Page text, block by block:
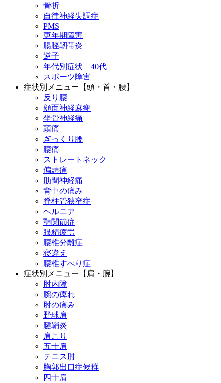
骨折
自律神経失調症
PMS
更年期障害
腸脛靭帯炎
逆子
年代別症状 40代
スポーツ障害
症状別メニュー【頭・首・腰】
反り腰
顔面神経麻痺
坐骨神経痛
頭痛
ぎっくり腰
腰痛
ストレートネック
偏頭痛
肋間神経痛
背中の痛み
脊柱管狭窄症
ヘルニア
顎関節症
眼精疲労
腰椎分離症
寝違え
腰椎すべり症
症状別メニュー【肩・腕】
肘内障
腕の痺れ
肘の痛み
野球肩
腱鞘炎
肩こり
五十肩
テニス肘
胸郭出口症候群
四十肩